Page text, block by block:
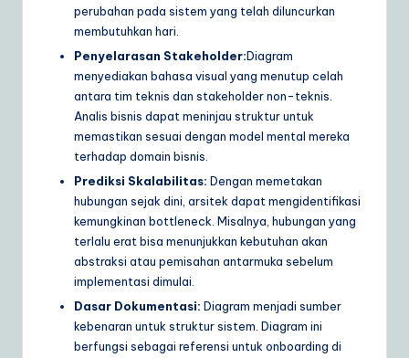
perubahan pada sistem yang telah diluncurkan
membutuhkan hari.
Penyelarasan Stakeholder:Diagram
menyediakan bahasa visual yang menutup celah
antara tim teknis dan stakeholder non-teknis.
Analis bisnis dapat meninjau struktur untuk
memastikan sesuai dengan model mental mereka
terhadap domain bisnis.
Prediksi Skalabilitas: Dengan memetakan
hubungan sejak dini, arsitek dapat mengidentifikasi
kemungkinan bottleneck. Misalnya, hubungan yang
terlalu erat bisa menunjukkan kebutuhan akan
abstraksi atau pemisahan antarmuka sebelum
implementasi dimulai.
Dasar Dokumentasi: Diagram menjadi sumber
kebenaran untuk struktur sistem. Diagram ini
berfungsi sebagai referensi untuk onboarding di